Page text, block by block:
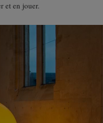
et en jouer.